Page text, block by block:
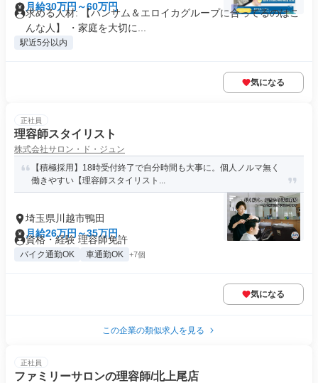
月給30万円～60万円
求める人材: 【ハンサム＆エロイカグループに合ってるのはこ
んな人】 ・家庭を大切に...
駅近5分以内
気になる
正社員
理容師スタイリスト
株式会社サロン・ド・ジュン
【積極採用】18時受付終了で自分時間も大事に。個人ノルマ無く
働きやすい【理容師スタイリスト...
埼玉県川越市鴨田
月給26万円～35万円
資格・経験 理容師免許
バイク通勤OK 車通勤OK +7個
気になる
この企業の類似求人を見る
正社員
ファミリーサロンの理容師/北上尾店